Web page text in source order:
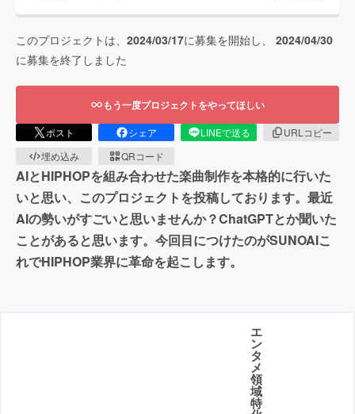
このプロジェクトは、 2024/03/17に募集を開始し、 2024/04/30
に募集を終了しました
もう一度プロジェクトをやってほしい
ポスト シェア LINEで送る
URLコピー
埋め込み
QRコード
AIとHIPHOPを組み合わせた楽曲制作を本格的に行いた
いと思い、このプロジェクトを投稿しております。最近
AIの勢いがすごいと思いませんか？ChatGPTとか聞いた
ことがあると思います。今回目につけたのがSUNOAIこ
れでHIPHOP業界に革命を起こします。
エ
ン
タ
メ
領
域
特